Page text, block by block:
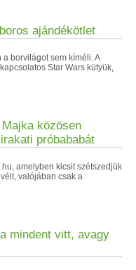
ajándékötlet
a borvilágot sem kíméli. A
Star Wars kütyük,
közösen
próbababát
amelyben kicsit szétszedjük
valójában csak a
mindent vitt, avagy